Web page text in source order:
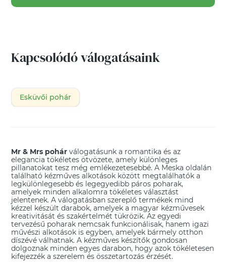
Kapcsolódó válogatásaink
Esküvői pohár
Mr & Mrs pohár válogatásunk a romantika és az
elegancia tökéletes ötvözete, amely különleges
pillanatokat tesz még emlékezetesebbé. A Meska oldalán
található kézműves alkotások között megtalálhatók a
legkülönlegesebb és legegyedibb páros poharak,
amelyek minden alkalomra tökéletes választást
jelentenek. A válogatásban szereplő termékek mind
kézzel készült darabok, amelyek a magyar kézművesek
kreativitását és szakértelmét tükrözik. Az egyedi
tervezésű poharak nemcsak funkcionálisak, hanem igazi
művészi alkotások is egyben, amelyek bármely otthon
díszévé válhatnak. A kézműves készítők gondosan
dolgoznak minden egyes darabon, hogy azok tökéletesen
kifejezzék a szerelem és összetartozás érzését.